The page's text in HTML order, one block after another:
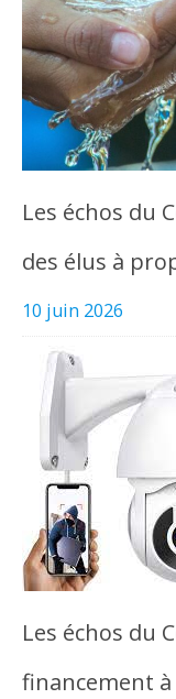
Les échos du
des élus à
10 juin 2026
Les échos du
financement